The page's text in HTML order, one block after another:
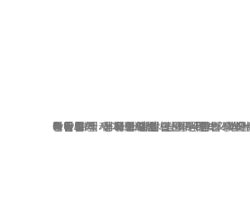
서유럽 동유럽/발칸 동서유럽
부활절 성탄절/연말연시 이벤트/시
북유럽/러시아 아이슬란드 Fire & Ice
그리스/터키 스페인/포르투갈 이집
한국/미국 테마여행 허니문 레저
박람회 해외연수 전시/공연 VIP
독일여행 가이드&차량 예약 대행
항공.호텔.열차
여행후기 포토앨범 여행정보 가
예약문의 자주하는 질문 승차장소